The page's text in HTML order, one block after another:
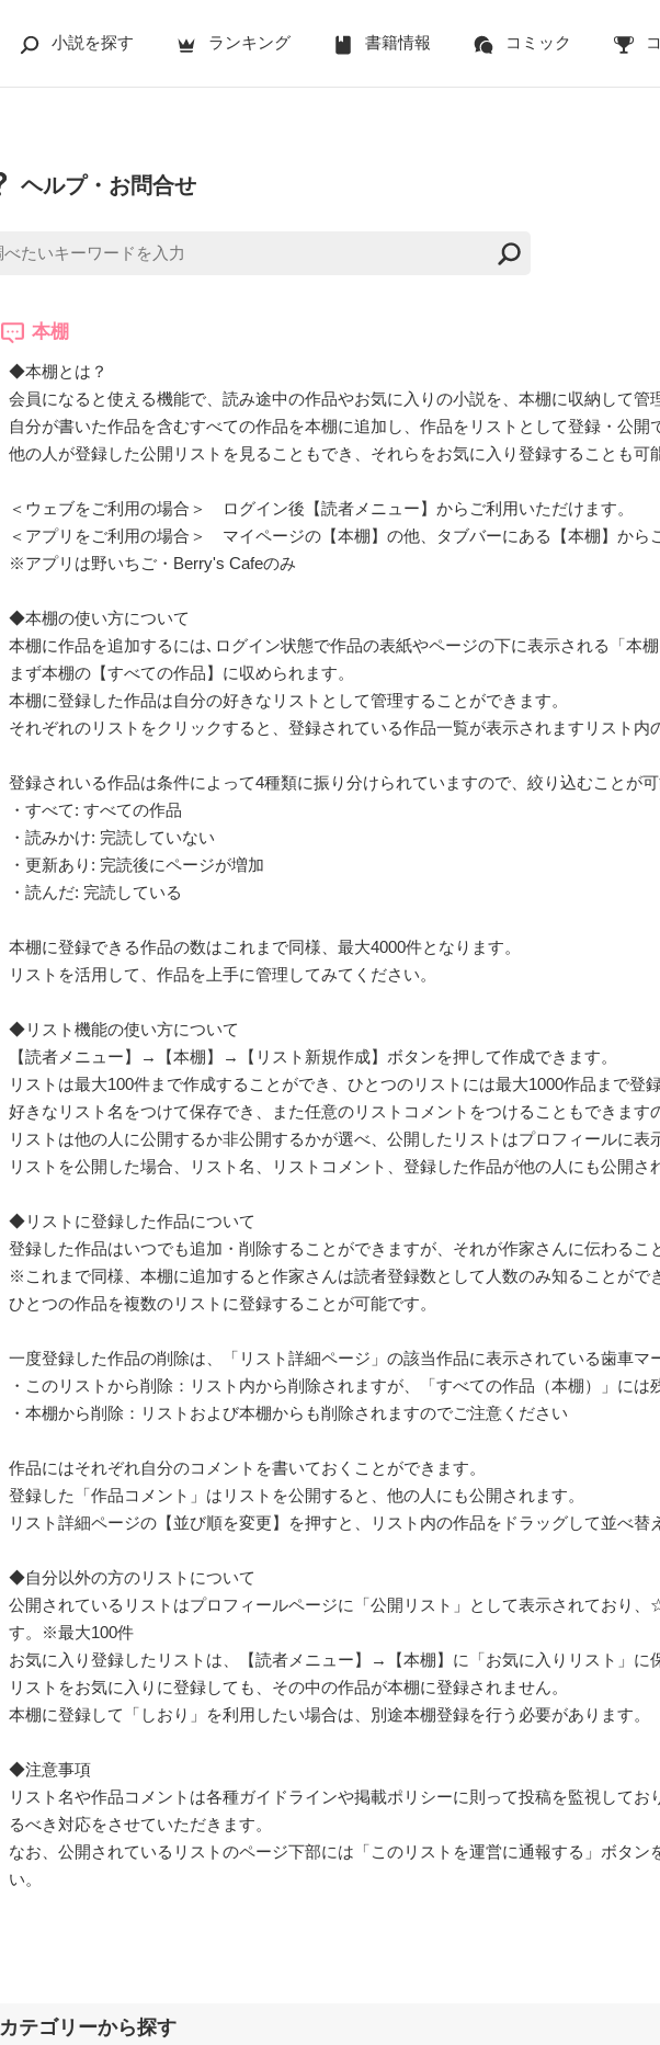
小説を探す ランキング 書籍情報 コミック
ヘルプ・お問合せ
本棚
◆本棚とは？
会員になると使える機能で、読み途中の作品やお気に入りの小説を、本棚に収納して管
自分が書いた作品を含むすべての作品を本棚に追加し、作品をリストとして登録・公開
他の人が登録した公開リストを見ることもでき、それらをお気に入り登録することも可
＜ウェブをご利用の場合＞ ログイン後【読者メニュー】からご利用いただけます。
＜アプリをご利用の場合＞ マイページの【本棚】の他、タブバーにある【本棚】から
※アプリは野いちご・Berry's Cafeのみ
◆本棚の使い方について
本棚に作品を追加するには､ログイン状態で作品の表紙やページの下に表示される「本
まず本棚の【すべての作品】に収められます。
本棚に登録した作品は自分の好きなリストとして管理することができます。
それぞれのリストをクリックすると、登録されている作品一覧が表示されますリスト内
登録されいる作品は条件によって4種類に振り分けられていますので、絞り込むことが可
・すべて: すべての作品
・読みかけ: 完読していない
・更新あり: 完読後にページが増加
・読んだ: 完読している
本棚に登録できる作品の数はこれまで同様、最大4000件となります。
リストを活用して、作品を上手に管理してみてください。
◆リスト機能の使い方について
【読者メニュー】→【本棚】→【リスト新規作成】ボタンを押して作成できます。
リストは最大100件まで作成することができ、ひとつのリストには最大1000作品まで登
好きなリスト名をつけて保存でき、また任意のリストコメントをつけることもできます
リストは他の人に公開するか非公開するかが選べ、公開したリストはプロフィールに表
リストを公開した場合、リスト名、リストコメント、登録した作品が他の人にも公開さ
◆リストに登録した作品について
登録した作品はいつでも追加・削除することができますが、それが作家さんに伝わるこ
※これまで同様、本棚に追加すると作家さんは読者登録数として人数のみ知ることがで
ひとつの作品を複数のリストに登録することが可能です。
一度登録した作品の削除は、「リスト詳細ページ」の該当作品に表示されている歯車マ
・このリストから削除：リスト内から削除されますが、「すべての作品（本棚）」には
・本棚から削除：リストおよび本棚からも削除されますのでご注意ください
作品にはそれぞれ自分のコメントを書いておくことができます。
登録した「作品コメント」はリストを公開すると、他の人にも公開されます。
リスト詳細ページの【並び順を変更】を押すと、リスト内の作品をドラッグして並べ替
◆自分以外の方のリストについて
公開されているリストはプロフィールページに「公開リスト」として表示されており
す。※最大100件
お気に入り登録したリストは、【読者メニュー】→【本棚】に「お気に入りリスト」に
リストをお気に入りに登録しても、その中の作品が本棚に登録されません。
本棚に登録して「しおり」を利用したい場合は、別途本棚登録を行う必要があります。
◆注意事項
リスト名や作品コメントは各種ガイドラインや掲載ポリシーに則って投稿を監視して
るべき対応をさせていただきます。
なお、公開されているリストのページ下部には「このリストを運営に通報する」ボタ
い。
カテゴリーから探す